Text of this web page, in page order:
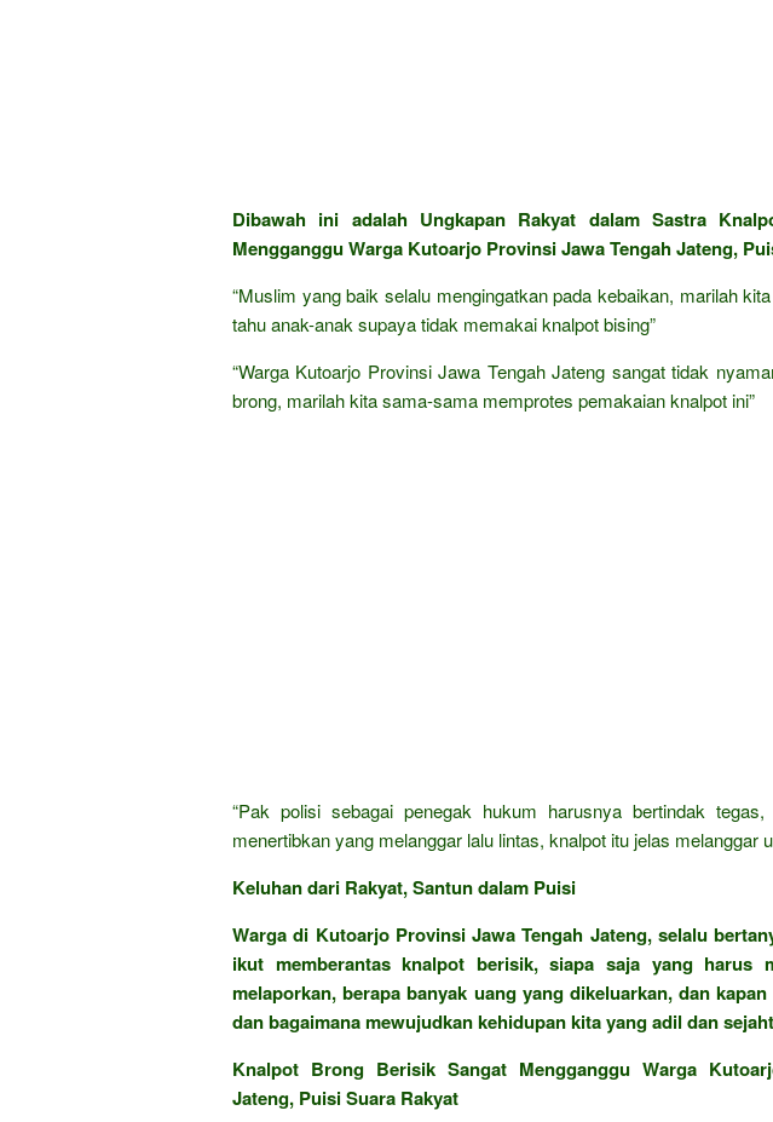
Dibawah ini adalah Ungkapan Rakyat dalam Sastra
Mengganggu Warga Kutoarjo Provinsi Jawa Tengah Jateng,
“Muslim yang baik selalu mengingatkan pada kebaikan, marilah
tahu anak-anak supaya tidak memakai knalpot bising”
“Warga Kutoarjo Provinsi Jawa Tengah Jateng sangat tidak
brong, marilah kita sama-sama memprotes pemakaian knalpot ini”
“Pak polisi sebagai penegak hukum harusnya bertindak
menertibkan yang melanggar lalu lintas, knalpot itu jelas melanggar
Keluhan dari Rakyat, Santun dalam Puisi
Warga di Kutoarjo Provinsi Jawa Tengah Jateng, selalu
ikut memberantas knalpot berisik, siapa saja yang harus
melaporkan, berapa banyak uang yang dikeluarkan, dan
dan bagaimana mewujudkan kehidupan kita yang adil dan
Knalpot Brong Berisik Sangat Mengganggu Warga
Jateng, Puisi Suara Rakyat